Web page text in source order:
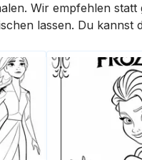
Wir empfehlen
lassen. Du